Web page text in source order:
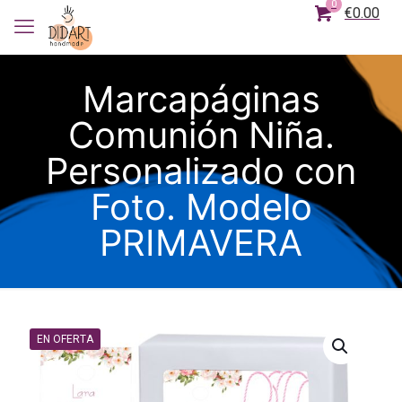
0
€0.00
Marcapáginas
Comunión Niña.
Personalizado con
Foto. Modelo
PRIMAVERA
EN OFERTA